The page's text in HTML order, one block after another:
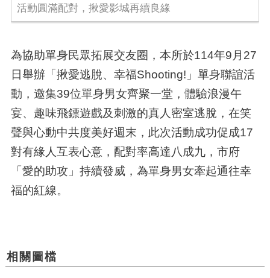
活動圓滿配對，揪愛影城再續良緣
為協助單身民眾拓展交友圈，本所於114年9 月 27
日舉辦「揪愛逃脫、幸福Shooting! 」單身聯誼活
動，邀集39位單身男女齊聚一堂，體驗浪漫午
宴、趣味飛鏢遊戲及刺激的真人密室逃脫，在笑
聲與心動中共度美好週末，此次活動成功促成17
對有緣人互表心意，配對率高達八成九，市府
「愛的助攻」持續發威，為單身男女牽起通往幸
福的紅線。
相關圖檔